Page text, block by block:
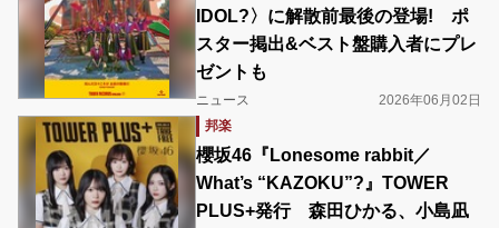
IDOL?〉に解散前最後の登場! ポ
スター掲出&ベスト盤購入者にプレ
ゼントも
ニュース
2026年06月02日
邦楽
櫻坂46『Lonesome rabbit／
What’s “KAZOKU”?』TOWER
PLUS+発行 森田ひかる、小島凪